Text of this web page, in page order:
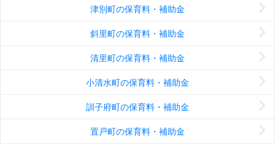
津別町の保育料・補助金
斜里町の保育料・補助金
清里町の保育料・補助金
小清水町の保育料・補助金
訓子府町の保育料・補助金
置戸町の保育料・補助金